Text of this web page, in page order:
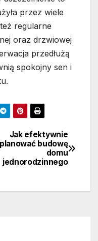
przez wiele
regularne
oraz drzwiowej
przedłużą
spokojny sen i
Jak efektywnie
budowę
domu
jednorodzinnego